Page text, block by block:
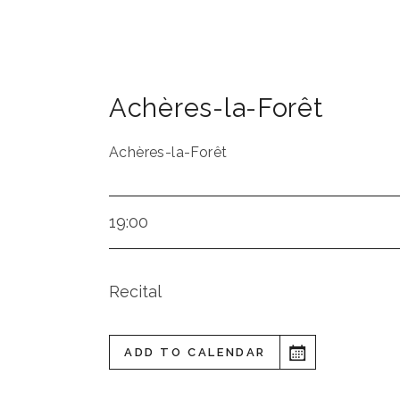
Achères-la-Forêt
Achères-la-Forêt
19:00
Recital
ADD TO CALENDAR